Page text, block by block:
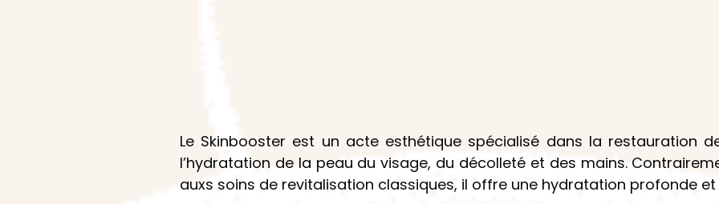
Le Skinbooster est un acte esthétique spécialisé dans la restauration
l’hydratation de la peau du visage, du décolleté et des mains.
auxs soins de revitalisation classiques, il offre une hydratation profonde et